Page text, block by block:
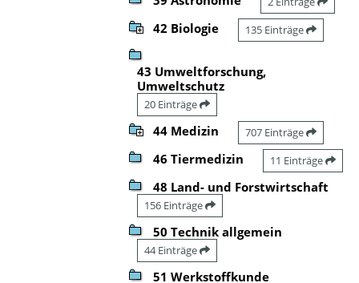
42 Biologie 135 Einträge
43 Umweltforschung,
Umweltschutz
20 Einträge
44 Medizin 707 Einträge
46 Tiermedizin 11 Einträge
48 Land- und Forstwirtschaft
156 Einträge
50 Technik allgemein
44 Einträge
51 Werkstoffkunde